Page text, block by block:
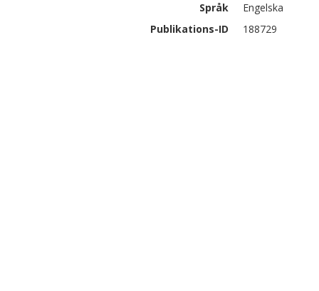
Språk
Engelska
Publikations-ID
188729